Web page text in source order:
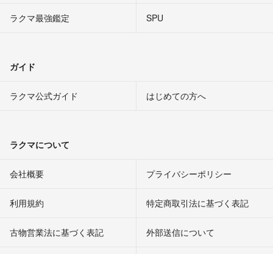
ラクマ最強鑑定
SPU
ガイド
ラクマ公式ガイド はじめての方へ
ラクマについて
会社概要 プライバシーポリシー
利用規約 特定商取引法に基づく表記
古物営業法に基づく表記 外部送信について